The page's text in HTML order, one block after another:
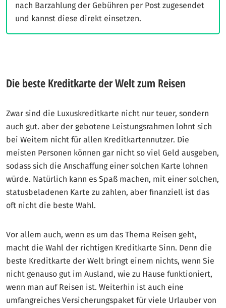
nach Barzahlung der Gebühren per Post zugesendet
und kannst diese direkt einsetzen.
Die beste Kreditkarte der Welt zum Reisen
Zwar sind die Luxuskreditkarte nicht nur teuer, sondern
auch gut. aber der gebotene Leistungsrahmen lohnt sich
bei Weitem nicht für allen Kreditkartennutzer. Die
meisten Personen können gar nicht so viel Geld ausgeben,
sodass sich die Anschaffung einer solchen Karte lohnen
würde. Natürlich kann es Spaß machen, mit einer solchen,
statusbeladenen Karte zu zahlen, aber finanziell ist das
oft nicht die beste Wahl.
Vor allem auch, wenn es um das Thema Reisen geht,
macht die Wahl der richtigen Kreditkarte Sinn. Denn die
beste Kreditkarte der Welt bringt einem nichts, wenn Sie
nicht genauso gut im Ausland, wie zu Hause funktioniert,
wenn man auf Reisen ist. Weiterhin ist auch eine
umfangreiches Versicherungspaket für viele Urlauber von